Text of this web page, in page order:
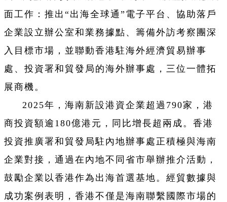
面工作：推出“出海全球通”電子平台、協助落戶
企業設立辦公室和業務據點、籌備外訪考察團深
入目標市場，並聯動香港駐海外經濟貿易辦事
處、投資署和貿發局的海外辦事處，三位一體拓
展商機。
2025年，海南新設港資企業超過790家，港
商投資額逾180億港元，同比增長超兩成。香港
投資推廣署和貿發局駐內地辦事處正積極與海南
企業對接，通過在內地不同省市舉辦推介活動，
鼓勵企業以香港作為出海首選基地。經貿數據與
成功案例表明，香港不僅是海南聯繫國際市場的